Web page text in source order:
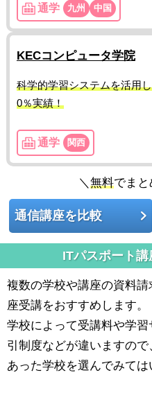
通学 九州 中国
KECコンピュータ学院
科学的学習システムを活用
0％実績！
通学 関西
＼無料でまと
通信講座を比較
ITパスポート
複数の学校や講座の資料
座受講をおすすめします。
学校によって受講料や学
引制度などが違いますの
あった学校を選んでみては